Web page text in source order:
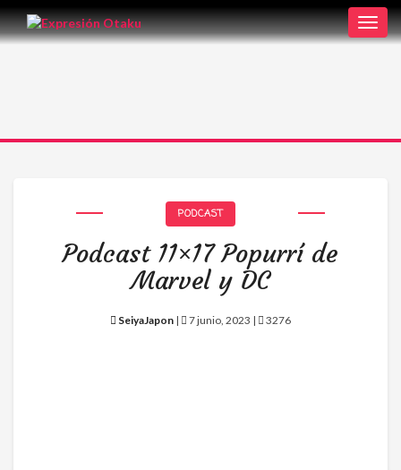
PODCAST
Podcast 11×17 Popurrí de
Marvel y DC
SeiyaJapon | 7 junio, 2023 | 3276